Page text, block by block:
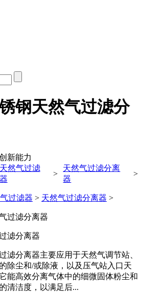
钢天然气过滤分
新能力
天然气过滤
器
>
天然气过滤分离
器
>
过滤器 > 天然气过滤分离器 >
滤分离器
滤分离器主要应用于天然气调节站、
除尘和/或除液，以及压气站入口天
能高效分离气体中的细微固体粉尘和
清洁度，以满足后...